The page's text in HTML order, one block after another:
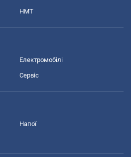
НМТ
Електромобілі
Сервіс
Напої